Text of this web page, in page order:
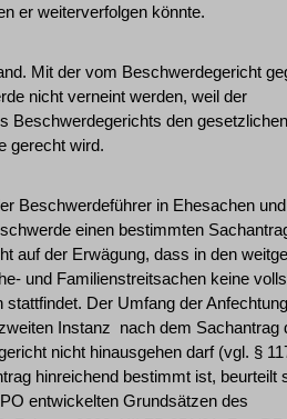
er weiterverfolgen könnte.
Mit der vom Beschwerdegericht
nicht verneint werden, weil der
Beschwerdegerichts den gesetzlichen
gerecht wird.
Beschwerdeführer in Ehesachen und
einen bestimmten
auf der Erwägung, dass in den
und Familienstreitsachen keine
Der Umfang der
Instanz ­ nach dem Sachantrag
nicht hinausgehen darf (vgl. §
hinreichend bestimmt ist, beurteilt
entwickelten Grundsätzen des